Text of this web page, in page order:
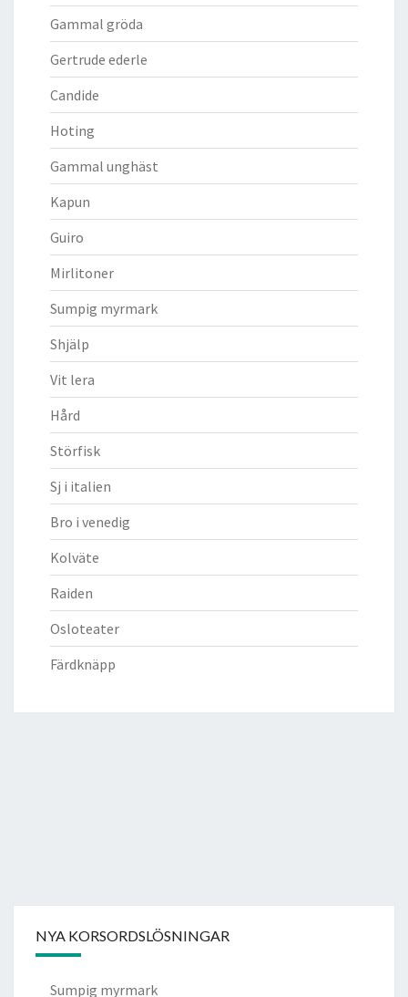
Gammal gröda
Gertrude ederle
Candide
Hoting
Gammal unghäst
Kapun
Guiro
Mirlitoner
Sumpig myrmark
Shjälp
Vit lera
Hård
Störfisk
Sj i italien
Bro i venedig
Kolväte
Raiden
Osloteater
Färdknäpp
NYA KORSORDSLÖSNINGAR
Sumpig myrmark